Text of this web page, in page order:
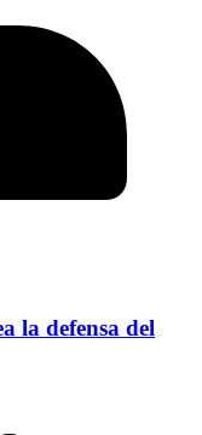
la defensa del